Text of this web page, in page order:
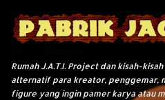
Langsung ke
Rumah J.A.T.I. Project dan kisah-
alternatif para kreator, penggemar,
figure yang ingin pamer karya atau